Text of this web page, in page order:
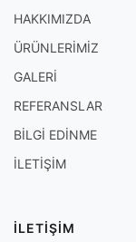
HAKKIMIZDA
ÜRÜNLERİMİZ
GALERİ
REFERANSLAR
BİLGİ EDİNME
İLETİŞİM
İLETİŞİM